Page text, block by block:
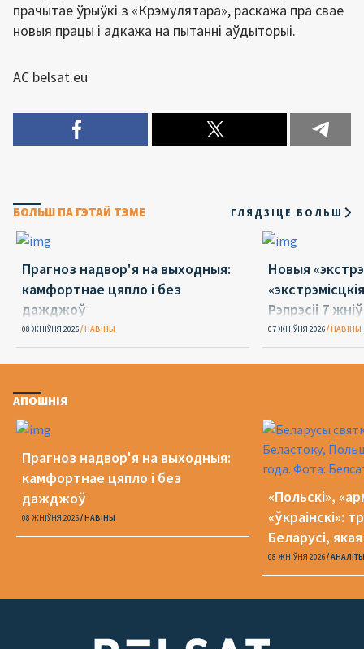
прачытае ўрыўкі з «Крэмулятара», раскажа пра свае
новыя працы і адкажа на пытанні аўдыторыі.
АС belsat.eu
БОЛЬШ ПА ГЭТАЙ ТЭМЕ ГЛЯДЗІЦЕ БОЛЬШ
Прагноз надвор'я на выходныя:
камфортнае цяпло і без
дажджоў
08 ЖНІЎНЯ 2026 НАВІНЫ
Новыя
Рэпрэсіі 7
07 ЖНІЎНЯ 2026 НАВІНЫ
АПОШНІЯ
Прагноз надвор'я на выходныя:
камфортнае цяпло і без
дажджоў
08 ЖНІЎНЯ 2026 НАВІНЫ
«Польскі»,
«ўкраінскі»:
Беларусі,
08 ЖНІЎНЯ 2026